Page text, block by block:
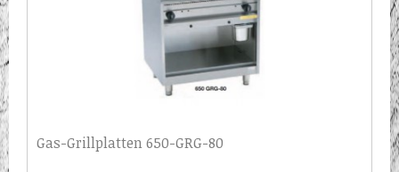
Gas-Grillplatten 650-GRG-80